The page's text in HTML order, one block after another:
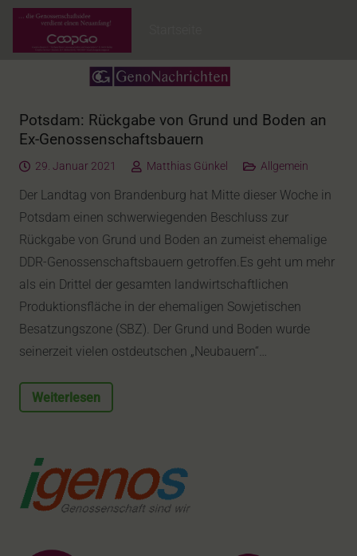
Potsdam: Rückgabe von Grund und Boden an
Ex-Genossenschaftsbauern
29. Januar 2021 Matthias Günkel Allgemein
Der Landtag von Brandenburg hat Mitte dieser Woche in
Potsdam einen schwerwiegenden Beschluss zur
Rückgabe von Grund und Boden an zumeist ehemalige
DDR-Genossenschaftsbauern getroffen.Es geht um mehr
als ein Drittel der gesamten landwirtschaftlichen
Produktionsfläche in der ehemaligen Sowjetischen
Besatzungszone (SBZ). Der Grund und Boden wurde
seinerzeit vielen ostdeutschen „Neubauern“…
Weiterlesen